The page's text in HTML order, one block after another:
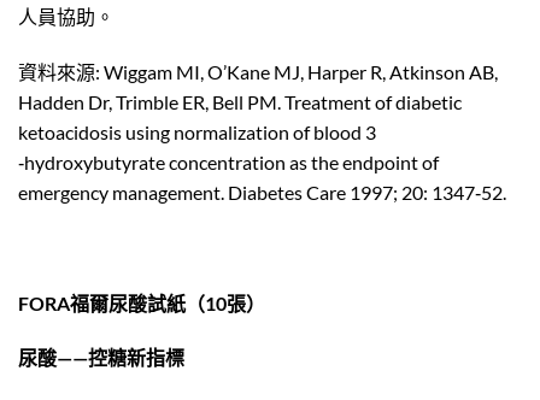
人員協助。
資料來源: Wiggam MI, O’Kane MJ, Harper R, Atkinson AB,
Hadden Dr, Trimble ER, Bell PM. Treatment of diabetic
ketoacidosis using normalization of blood 3
‐hydroxybutyrate concentration as the endpoint of
emergency management. Diabetes Care 1997; 20: 1347‐52.
FORA福爾尿酸試紙（10張）
尿酸——控糖新指標